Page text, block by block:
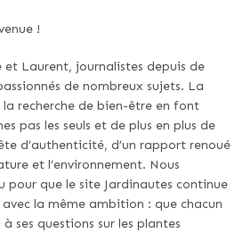
!
et Laurent, journalistes depuis de
de nombreux sujets. La
recherche de bien-être en font
pas les seuls et de plus en plus de
d’authenticité, d’un rapport renoué
et l’environnement. Nous
pour que le site Jardinautes continue
la même ambition : que chacun
ses questions sur les plantes